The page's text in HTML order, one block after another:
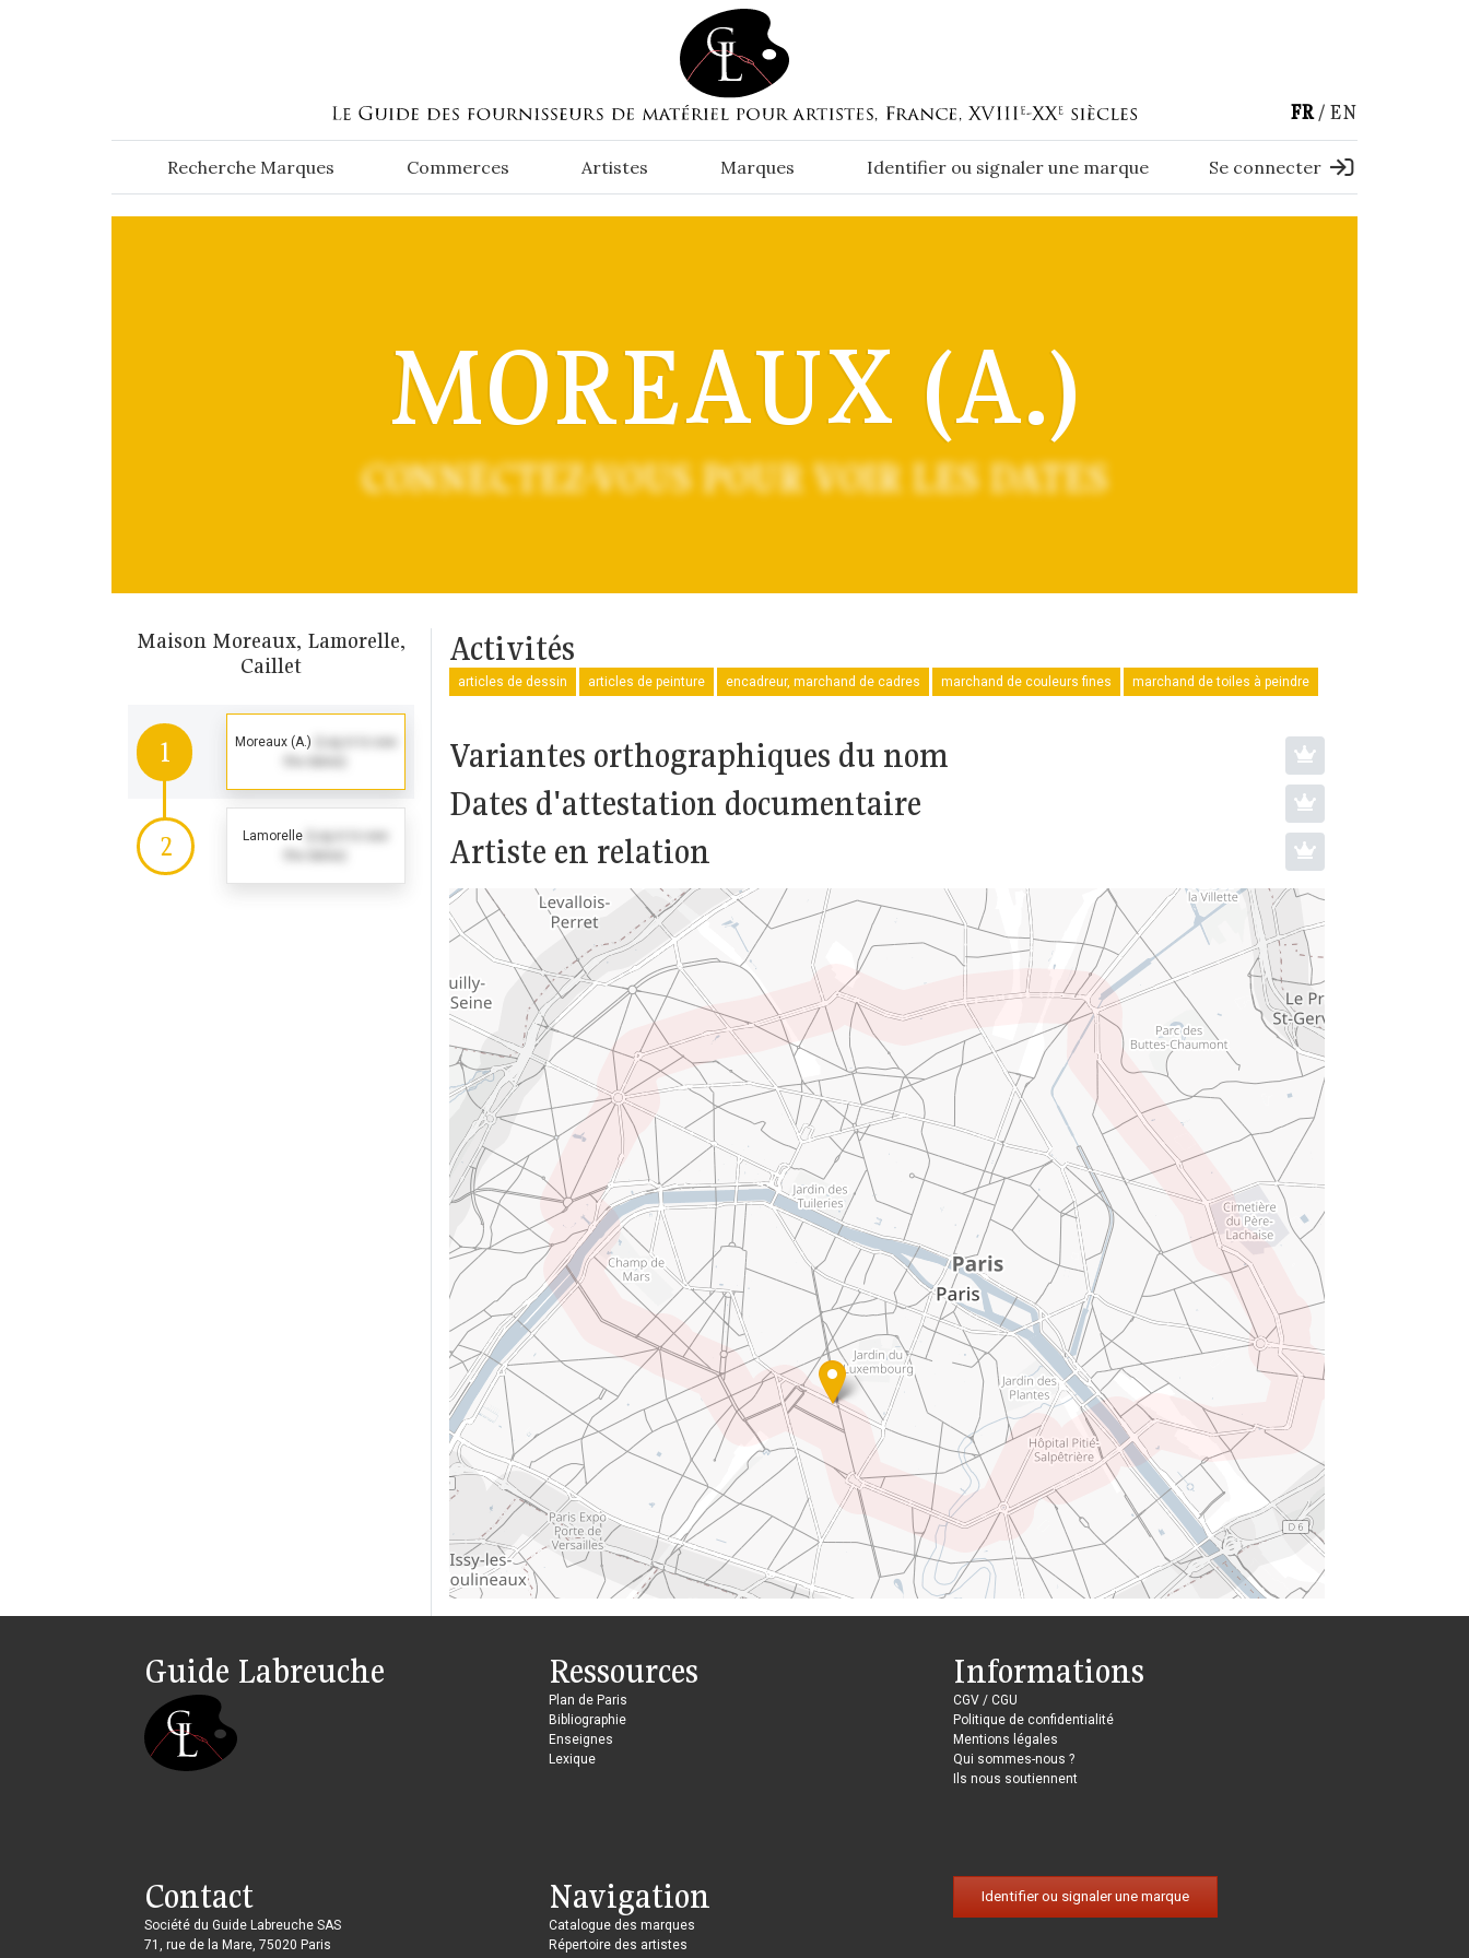
FR EN
Recherche Marques Commerces Artistes Marques Identifier ou signaler une marque Se connecter
MOREAUX (A.)
CONNECTEZ-VOUS POUR VOIR LES DATES
Maison Moreaux, Lamorelle,
Caillet
1 Moreaux (A.)
2 Lamorelle
Activités
articles de dessin articles de peinture encadreur, marchand de cadres marchand de couleurs fines marchand de toiles à peindre
Variantes orthographiques du nom
Dates d'attestation documentaire
Artiste en relation
Guide Labreuche Ressources
Plan de Paris
Bibliographie
Enseignes
Lexique
Informations
CGV / CGU
Politique de confidentialité
Mentions légales
Qui sommes-nous ?
Ils nous soutiennent
Contact
Société du Guide Labreuche SAS
71, rue de la Mare, 75020 Paris
Navigation
Catalogue des marques
Répertoire des artistes
Identifier ou signaler une marque